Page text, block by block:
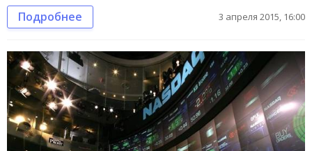
Подробнее 3 апреля 2015, 16:00